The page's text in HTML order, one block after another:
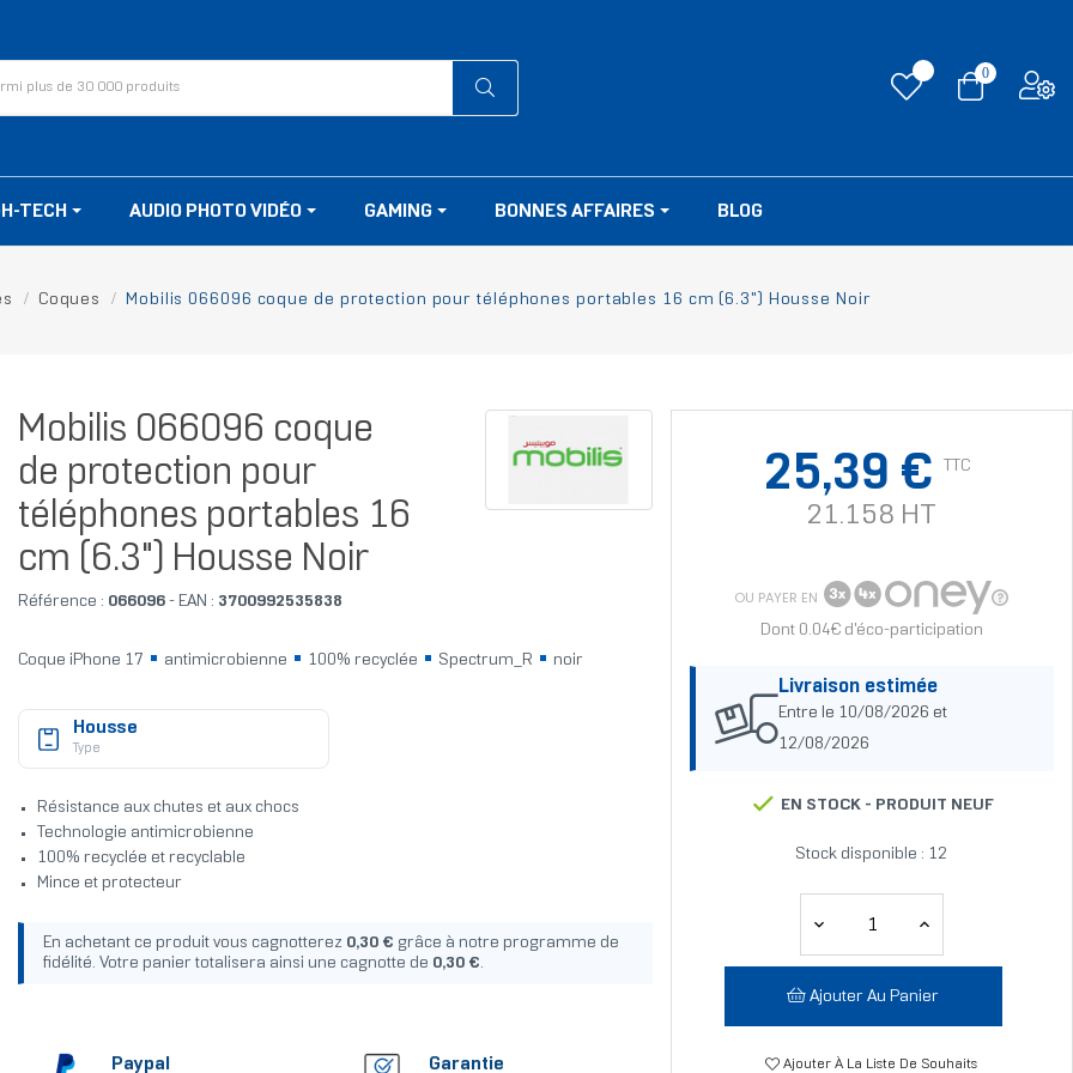
0
TECH AUDIO PHOTO VIDÉO GAMING BONNES AFFAIRES BLOG
Coques Mobilis 066096 coque de protection pour téléphones portables 16 cm (6.3") Housse Noir
Mobilis 066096 coque
de protection pour
téléphones portables 16
cm (6.3") Housse Noir
Référence : 066096- EAN : 3700992535838
Coque iPhone 17 antimicrobienne 100% recyclée Spectrum_R noir
Housse
Type
Résistance aux chutes et aux chocs
Technologie antimicrobienne
100% recyclée et recyclable
Mince et protecteur
En achetant ce produit vous cagnotterez 0,30 € grâce à notre programme de
fidélité. Votre panier totalisera ainsi une cagnotte de 0,30 €.
Paypal Garantie
25,39 € TTC
21.158 HT
OU PAYER EN
Dont 0.04€ d'éco-participation
Livraison estimée
Entre le 10/08/2026 et
12/08/2026
EN STOCK - PRODUIT NEUF
Stock disponible : 12
Ajouter Au Panier
Ajouter À La Liste De Souhaits